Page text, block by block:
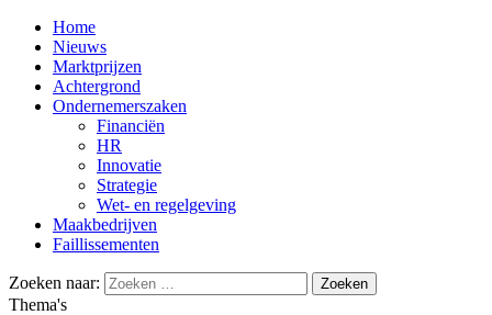
Home
Nieuws
Marktprijzen
Achtergrond
Ondernemerszaken
Financiën
HR
Innovatie
Strategie
Wet- en regelgeving
Maakbedrijven
Faillissementen
Zoeken naar:
Thema's